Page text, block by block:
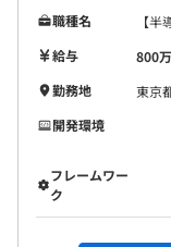
職種名
【
給与
800
勤務地
東京
開発環境
フレームワー
ク